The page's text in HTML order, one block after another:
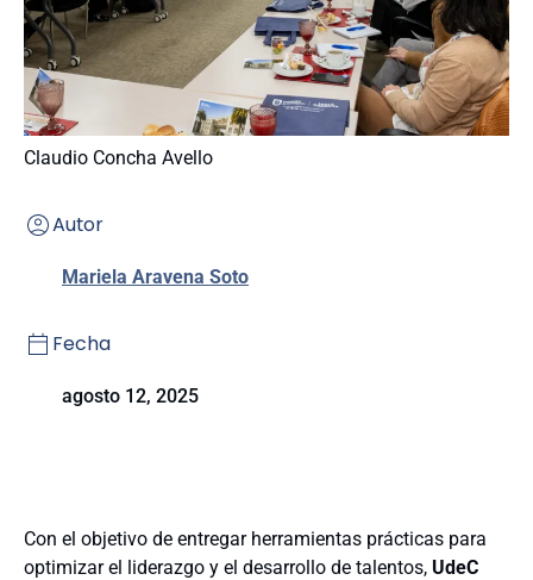
Claudio Concha Avello
Autor
Mariela Aravena Soto
Fecha
agosto 12, 2025
Con el objetivo de entregar herramientas prácticas para
optimizar el liderazgo y el desarrollo de talentos, UdeC